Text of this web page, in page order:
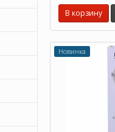
В корзину
Новинка